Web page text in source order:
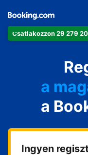
Csatlakozzon 29 279
az
a
a
a
a
Ingyen